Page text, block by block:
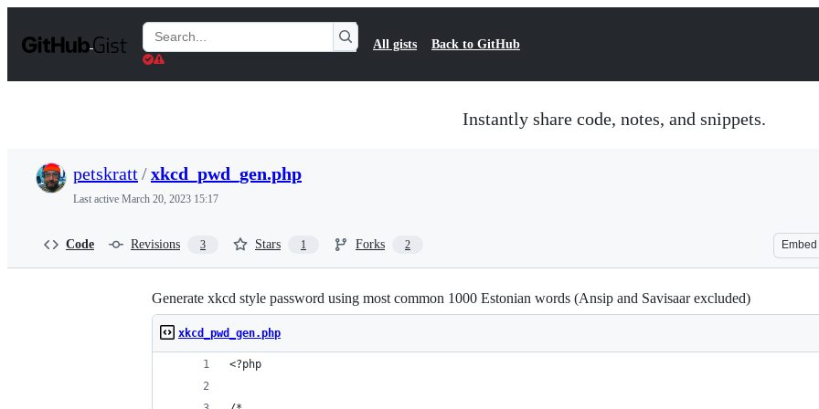
t
Search
Gists
All gists Back to GitHub
Instantly share code, notes, and snippets.
petskratt/xkcd_pwd_gen.php
Last active March 20, 2023 15:17
Code Revisions 3 Stars 1 Forks 2 Embed
Generate xkcd style password using most common 1000 Estonian words (Ansip and Savisaar excluded)
xkcd_pwd_gen.php
<?php